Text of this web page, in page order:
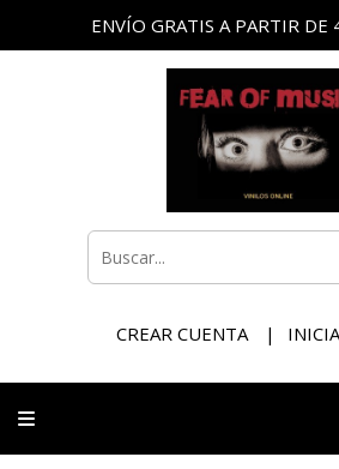
ENVÍO GRATIS A PARTIR DE
CREAR CUENTA